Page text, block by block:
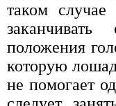
таком
заканчивать
положения
которую
не помогает